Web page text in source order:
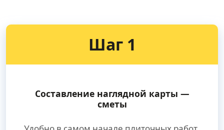
Шаг 1
Составление наглядной карты —
сметы